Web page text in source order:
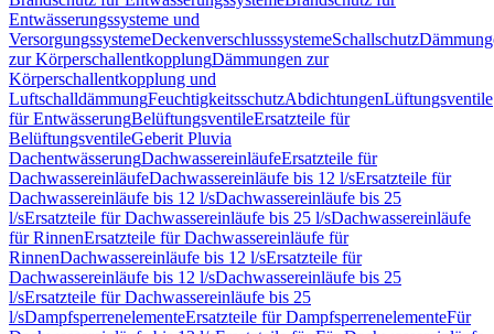
Entwässerungssysteme und
VersorgungssystemeDeckenverschlusssystemeSchallschutz
zur KörperschallentkopplungDämmungen zur
Körperschallentkopplung und
LuftschalldämmungFeuchtigkeitsschutzAbdichtungenLüftungsventile
für EntwässerungBelüftungsventileErsatzteile für
BelüftungsventileGeberit Pluvia
DachentwässerungDachwassereinläufeErsatzteile für
DachwassereinläufeDachwassereinläufe bis 12 l/sErsatzteile für
Dachwassereinläufe bis 12 l/sDachwassereinläufe bis 25
l/sErsatzteile für Dachwassereinläufe bis 25 l/sDachwassereinläufe
für RinnenErsatzteile für Dachwassereinläufe für
RinnenDachwassereinläufe bis 12 l/sErsatzteile für
Dachwassereinläufe bis 12 l/sDachwassereinläufe bis 25
l/sErsatzteile für Dachwassereinläufe bis 25
l/sDampfsperrenelementeErsatzteile für DampfsperrenelementeFür